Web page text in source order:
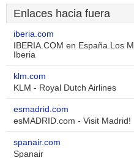
Enlaces hacia fuera
iberia.com
IBERIA.COM en España.Los
Iberia
klm.com
KLM - Royal Dutch Airlines
esmadrid.com
esMADRID.com - Visit Madrid!
spanair.com
Spanair